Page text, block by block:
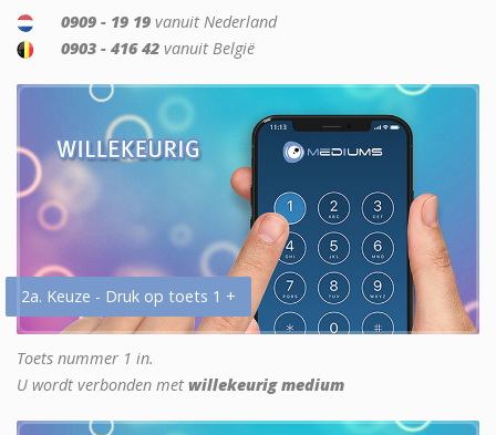
0909 - 19 19 vanuit Nederland
0903 - 416 42 vanuit België
2a. Keuze - Druk op toets 1 +
Toets nummer 1 in.
U wordt verbonden met willekeurig medium